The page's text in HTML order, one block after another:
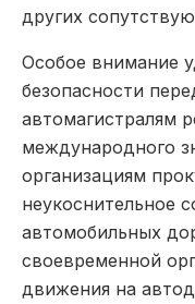
других
Особое внимание
безопасности
автомагистралям
международного
организациям
неукоснительное
автомобильных
своевременной
движения на